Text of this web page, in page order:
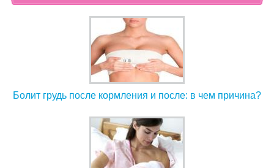
Болит грудь после кормления и после: в чем причина?